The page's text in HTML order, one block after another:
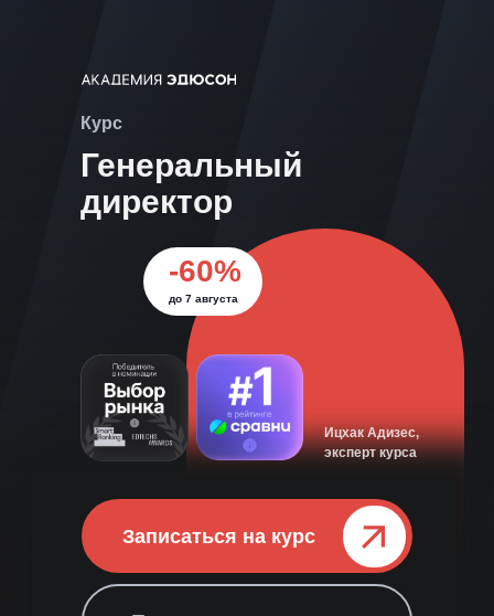
Генеральный
директор
Курс
-60%
до 7 августа
Записаться на курс⠀⠀⠀⠀
Ицхак Адизес,
эксперт курса